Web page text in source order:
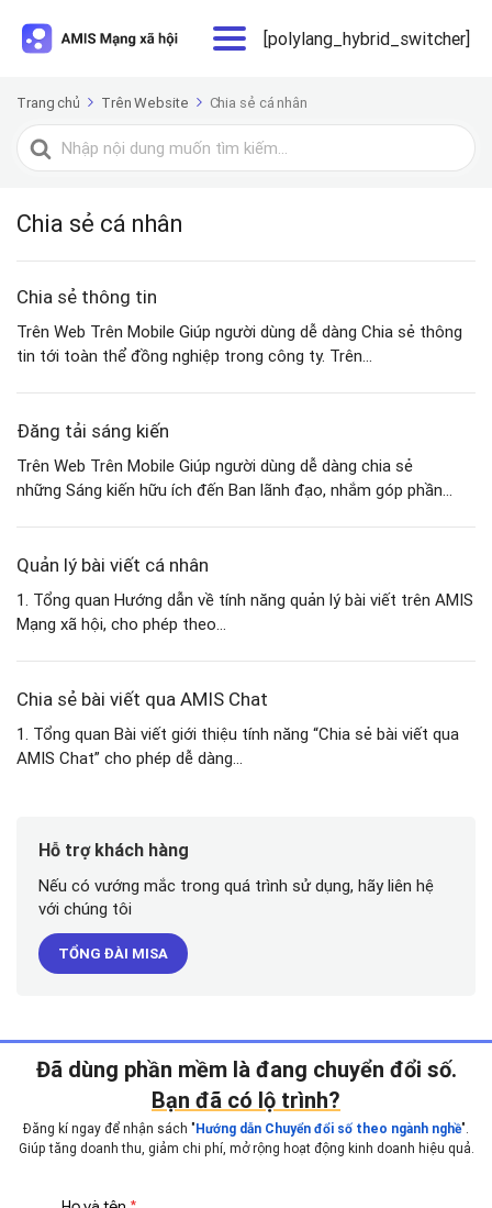
[polylang_hybrid_switcher]
Trang chủ Trên Website Chia sẻ cá nhân
Tìm
kiếm
Chia sẻ cá nhân
Chia sẻ thông tin
Trên Web Trên Mobile Giúp người dùng dễ dàng Chia sẻ thông
tin tới toàn thể đồng nghiệp trong công ty. Trên...
Đăng tải sáng kiến
Trên Web Trên Mobile Giúp người dùng dễ dàng chia sẻ
những Sáng kiến hữu ích đến Ban lãnh đạo, nhắm góp phần...
Quản lý bài viết cá nhân
1. Tổng quan Hướng dẫn về tính năng quản lý bài viết trên AMIS
Mạng xã hội, cho phép theo...
Chia sẻ bài viết qua AMIS Chat
1. Tổng quan Bài viết giới thiệu tính năng “Chia sẻ bài viết qua
AMIS Chat” cho phép dễ dàng...
Hỗ trợ khách hàng
Nếu có vướng mắc trong quá trình sử dụng, hãy liên hệ
với chúng tôi
TỔNG ĐÀI MISA
Đã dùng phần mềm là đang chuyển đổi số.
Bạn đã có lộ trình?
Đăng kí ngay để nhận sách " Hướng dẫn Chuyển đổi số theo ngành nghề".
Giúp tăng doanh thu, giảm chi phí, mở rộng hoạt động kinh doanh hiệu quả.